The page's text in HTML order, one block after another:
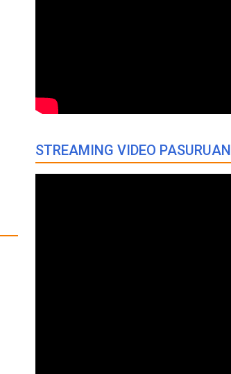
STREAMING VIDEO PASURUAN